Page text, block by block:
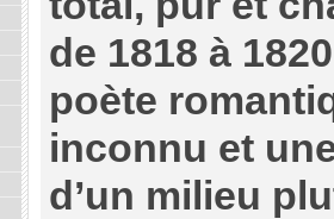
de 1818 à
poète
inconnu et
d’un milieu